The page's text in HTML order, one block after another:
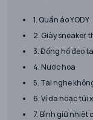
1. Quần áo YODY
2. Giày sneaker
3. Đồng hồ đeo
4. Nước hoa
5. Tai nghe
6. Ví da hoặc túi
7. Bình giữ nhiệt